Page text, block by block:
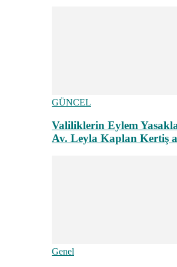
GÜNCEL
Valiliklerin Eylem
Av. Leyla Kaplan Kertiş
Genel